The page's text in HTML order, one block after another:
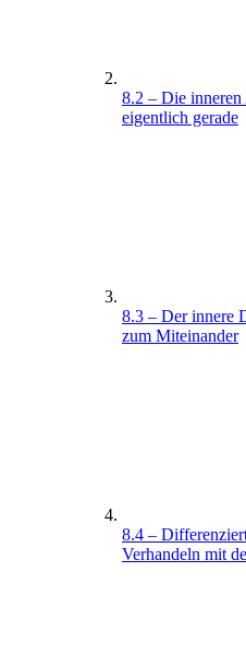
8.2 – Die
eigentlich gerade
8.3 – Der innere
zum Miteinander
8.4 –
Verhandeln mit